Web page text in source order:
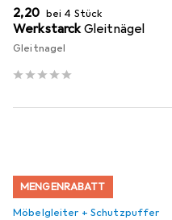
EUR
2,20 bei 4 Stück
WerkstarckGleitnägel
Gleitnagel
MENGENRABATT
Möbelgleiter + Schutzpuffer